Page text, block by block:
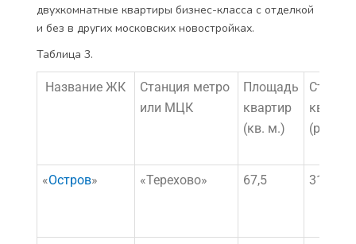
двухкомнатные квартиры бизнес-класса с отделкой
и без в других московских новостройках.
Таблица 3.
Название ЖК
Станция метро
или МЦК
Площадь
квартир
(кв. м.)
(руб.)
«Остров» «Терехово» 67,5 31 205